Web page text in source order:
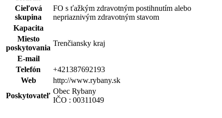
Cieľová
skupina
FO s ťažkým zdravotným postihnutím alebo
nepriaznivým zdravotným stavom
Kapacita
Miesto
poskytovania
Trenčiansky kraj
E-mail
Telefón
+421387692193
Web
http://www.rybany.sk
Poskytovateľ
Obec Rybany
IČO : 00311049